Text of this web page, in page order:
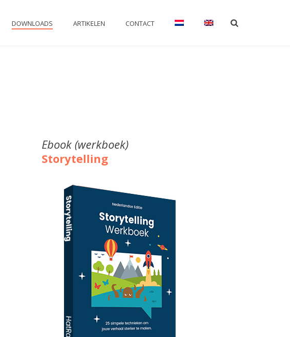
DOWNLOADS ARTIKELEN CONTACT
Ebook (werkboek)
Storytelling